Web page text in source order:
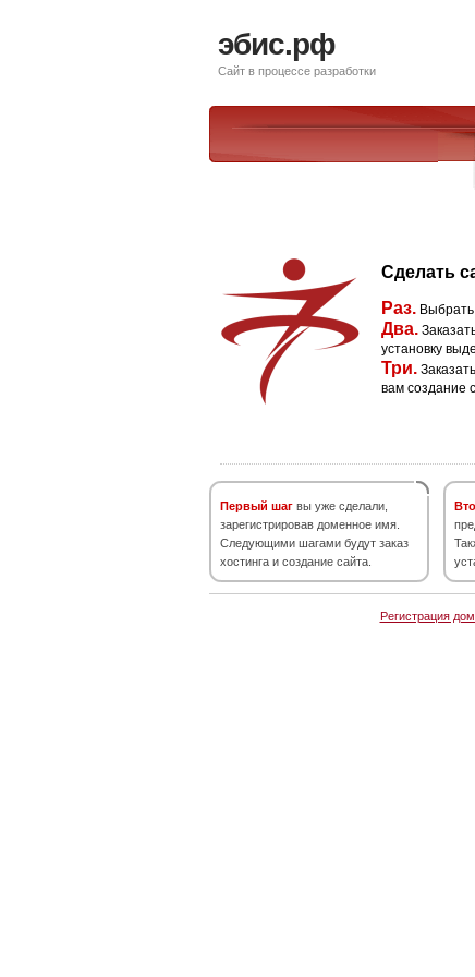
эбис.рф
Сайт в процессе разработки
Сделать
Раз. Выбрать
Два.
установку
Три.
вам создание
Первый шаг вы уже сделали,
зарегистрировав доменное имя.
Следующими шагами будут заказ
хостинга и создание сайта.
Регистрация